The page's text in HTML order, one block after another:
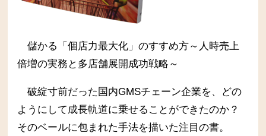
儲かる「個店力最大化」のすすめ方～人時売上
倍増の実務と多店舗展開成功戦略～
破綻寸前だった国内GMSチェーン企業を、どの
ようにして成長軌道に乗せることができたのか？
そのベールに包まれた手法を描いた注目の書。